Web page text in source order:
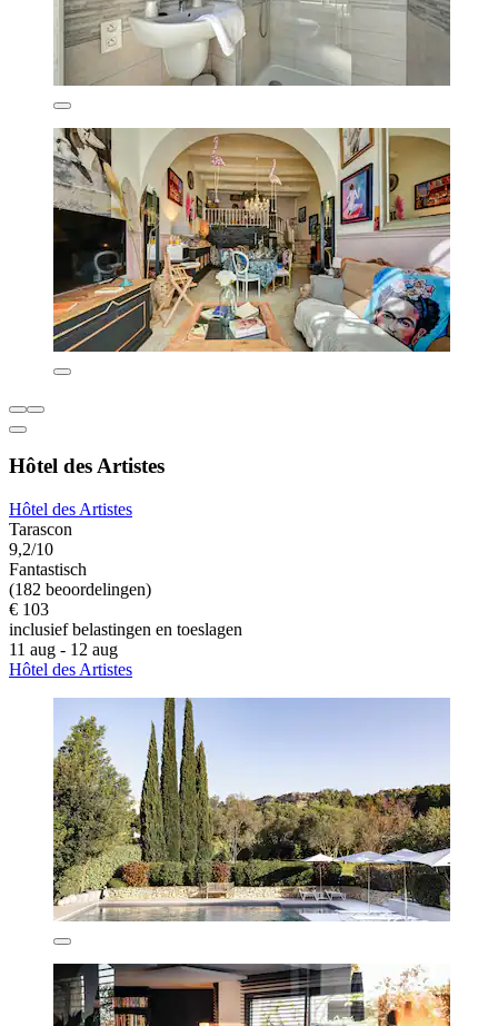
Hôtel des Artistes
Hôtel des Artistes
Tarascon
9,2/10
Fantastisch
(182 beoordelingen)
€ 103
inclusief belastingen en toeslagen
11 aug - 12 aug
Hôtel des Artistes